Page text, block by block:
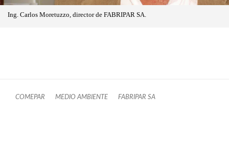
Ing. Carlos Moretuzzo, director de FABRIPAR SA.
COMEPAR MEDIO AMBIENTE FABRIPAR SA